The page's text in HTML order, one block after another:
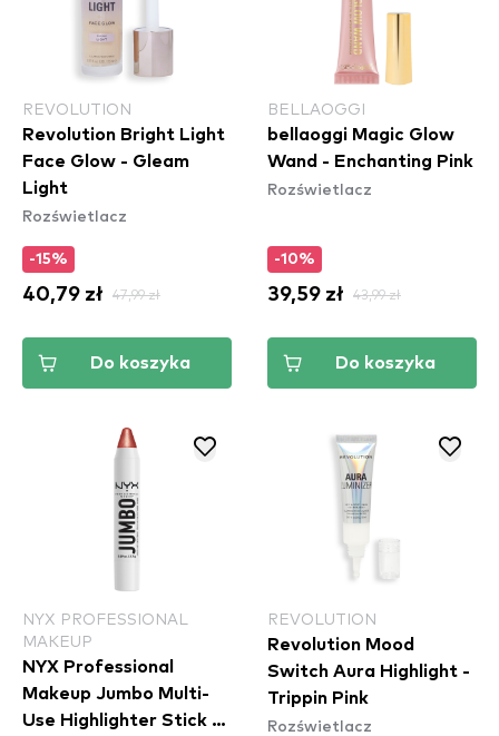
REVOLUTION
Revolution Bright Light
Face Glow - Gleam
Light
Rozświetlacz
-15%
40,79 zł 47,99 zł
Do koszyka
BELLAOGGI
bellaoggi Magic Glow
Wand - Enchanting Pink
Rozświetlacz
-10%
39,59 zł 43,99 zł
Do koszyka
NYX PROFESSIONAL
MAKEUP
NYX Professional
Makeup Jumbo Multi-
Use Highlighter Stick -
REVOLUTION
Revolution Mood
Switch Aura Highlight -
Trippin Pink
Rozświetlacz